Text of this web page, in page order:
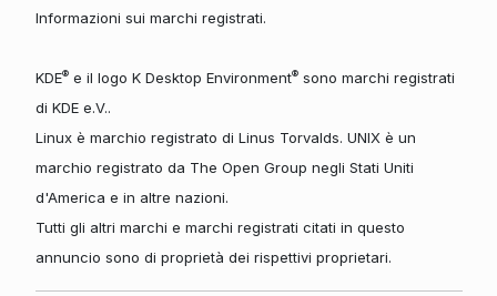
Informazioni sui marchi registrati.
KDE®e il logo K Desktop Environment®sono marchi registrati
di KDE e.V..
Linux è marchio registrato di Linus Torvalds. UNIX è un
marchio registrato da The Open Group negli Stati Uniti
d'America e in altre nazioni.
Tutti gli altri marchi e marchi registrati citati in questo
annuncio sono di proprietà dei rispettivi proprietari.